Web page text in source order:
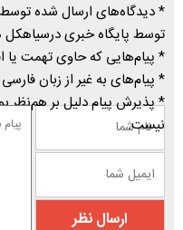
توسط پایگاه خبری
* پیام‌هایی که حاوی تهمت یا
* پیام‌های به غیر از زبان
* پذیرش پیام دلیل بر هم‌نظر
نیست.